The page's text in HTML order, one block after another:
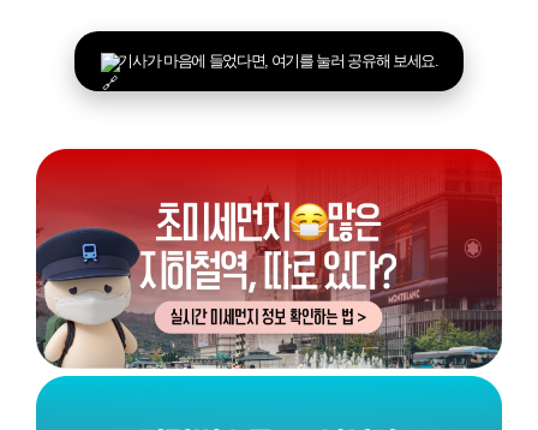
기사가 마음에 들었다면, 여기를 눌러 공유해 보세요.